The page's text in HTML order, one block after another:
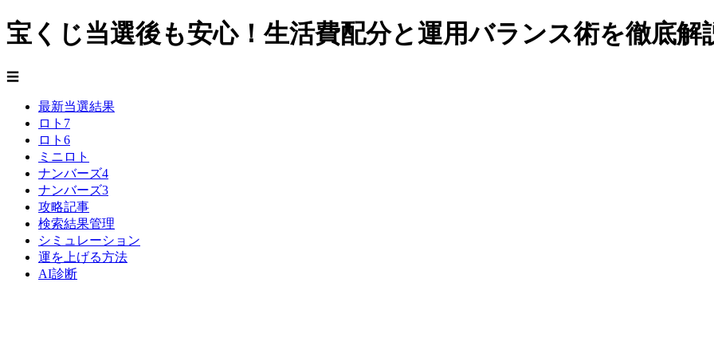
宝くじ当選後も安心！生活費配分と運用バランス術を徹底解
☰
最新当選結果
ロト7
ロト6
ミニロト
ナンバーズ4
ナンバーズ3
攻略記事
検索結果管理
シミュレーション
運を上げる方法
AI診断